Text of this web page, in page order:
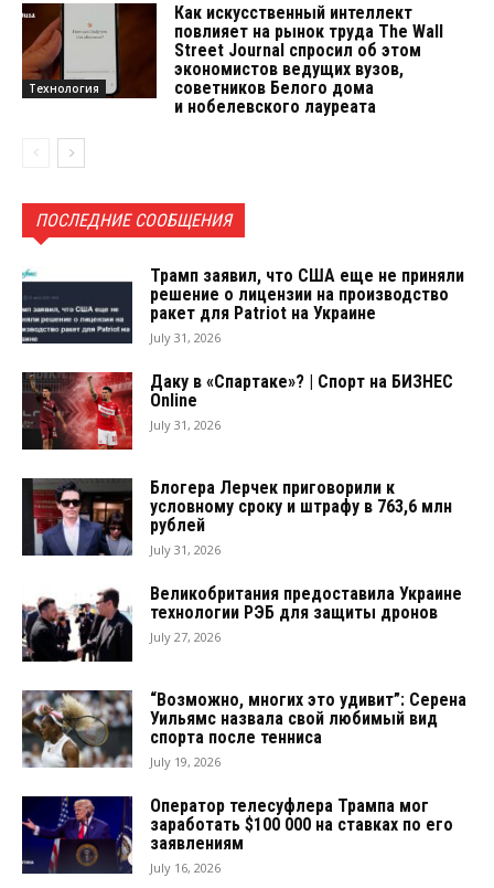
Технология
Как искусственный интеллект
повлияет на рынок труда The Wall
Street Journal спросил об этом
экономистов ведущих вузов,
советников Белого дома
и нобелевского лауреата
ПОСЛЕДНИЕ СООБЩЕНИЯ
Трамп заявил, что США еще не приняли
решение о лицензии на производство
ракет для Patriot на Украине
July 31, 2026
Даку в «Спартаке»? | Спорт на БИЗНЕС
Online
July 31, 2026
Блогера Лерчек приговорили к
условному сроку и штрафу в 763,6 млн
рублей
July 31, 2026
Великобритания предоставила Украине
технологии РЭБ для защиты дронов
July 27, 2026
“Возможно, многих это удивит”: Серена
Уильямс назвала свой любимый вид
спорта после тенниса
July 19, 2026
Оператор телесуфлера Трампа мог
заработать $100 000 на ставках по его
заявлениям
July 16, 2026